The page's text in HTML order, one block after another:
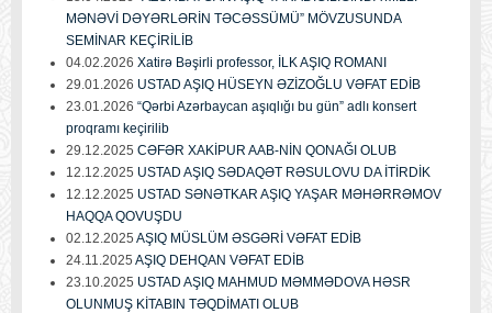
MƏNƏVİ DƏYƏRLƏRİN TƏCƏSSÜMÜ” MÖVZUSUNDA
SEMİNAR KEÇİRİLİB
04.02.2026 Xatirə Bəşirli professor, İLK AŞIQ ROMANI
29.01.2026 USTAD AŞIQ HÜSEYN ƏZİZOĞLU VƏFAT EDİB
23.01.2026 “Qərbi Azərbaycan aşıqlığı bu gün” adlı konsert
proqramı keçirilib
29.12.2025 CƏFƏR XAKİPUR AAB-NİN QONAĞI OLUB
12.12.2025 USTAD AŞIQ SƏDAQƏT RƏSULOVU DA İTİRDİK
12.12.2025 USTAD SƏNƏTKAR AŞIQ YAŞAR MƏHƏRRƏMOV
HAQQA QOVUŞDU
02.12.2025 AŞIQ MÜSLÜM ƏSGƏRİ VƏFAT EDİB
24.11.2025 AŞIQ DEHQAN VƏFAT EDİB
23.10.2025 USTAD AŞIQ MAHMUD MƏMMƏDOVA HƏSR
OLUNMUŞ KİTABIN TƏQDİMATI OLUB